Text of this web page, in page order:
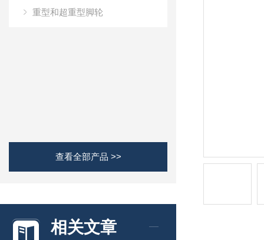
重型和超重型脚轮
查看全部产品 >>
相关文章